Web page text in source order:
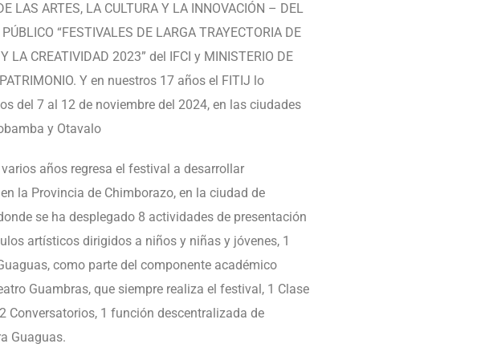
LAS ARTES, LA CULTURA Y LA INNOVACIÓN – DEL
PÚBLICO “FESTIVALES DE LARGA TRAYECTORIA DE
LA CREATIVIDAD 2023” del IFCI y MINISTERIO DE
Y en nuestros 17 años el FITIJ lo
del 7 al 12 de noviembre del 2024, en las ciudades
y Otavalo
varios años regresa el festival a desarrollar
la Provincia de Chimborazo, en la ciudad de
se ha desplegado 8 actividades de presentación
artísticos dirigidos a niños y niñas y jóvenes, 1
como parte del componente académico
Guambras, que siempre realiza el festival, 1 Clase
Conversatorios, 1 función descentralizada de
Guaguas.